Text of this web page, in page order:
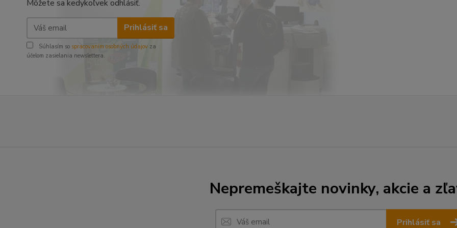
Môžete sa kedykoľvek odhlásiť.
Prihlásiť sa
Súhlasím so spracovaním osobných údajov za
účelom zasielania newslettera.
Nepremeškajte novinky, akcie a
Prihlásiť sa